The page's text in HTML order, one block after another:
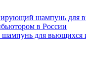
для вьющихся